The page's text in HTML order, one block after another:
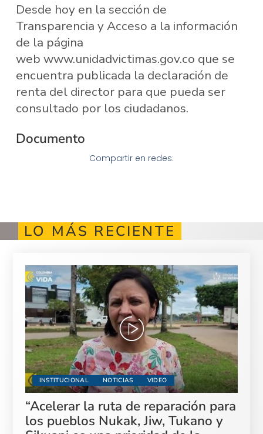
Desde hoy en la sección de
Transparencia y Acceso a la información
de la página
web www.unidadvictimas.gov.co que se
encuentra publicada la declaración de
renta del director para que pueda ser
consultado por los ciudadanos.
Documento
Compartir en redes:
LO MÁS RECIENTE
INSTITUCIONAL NOTICIAS VIDEO
“Acelerar la ruta de reparación para
los pueblos Nukak, Jiw, Tukano y